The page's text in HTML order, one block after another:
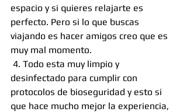
espacio y si quieres relajarte es
perfecto. Pero si lo que buscas
viajando es hacer amigos creo que es
muy mal momento.
desinfectado para cumplir con
protocolos de bioseguridad y esto si
que hace mucho mejor la experiencia,